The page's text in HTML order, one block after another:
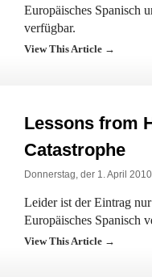
Europäisches Spanisch
verfügbar.
View This Article →
Lessons from
Catastrophe
Donnerstag, der 1. April
Leider ist der Eintrag
Europäisches Spanisch
View This Article →